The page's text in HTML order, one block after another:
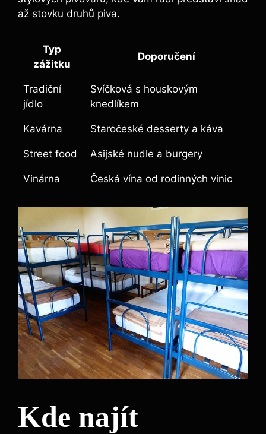
až stovku druhů piva.
Typ
zážitku
Doporučení
Tradiční
jídlo
Svíčková s houskovým
knedlíkem
Kavárna Staročeské desserty a káva
Street food Asijské nudle a burgery
Vinárna Česká vína od rodinných vinic
Kde najít